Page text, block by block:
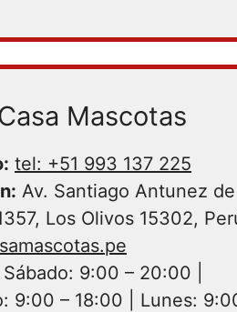
Mascotas
tel: +51 993 137 225
Av. Santiago Antunez de
Los Olivos 15302,
Sábado: 9:00 – 20:00 |
9:00 – 18:00 | Lunes: